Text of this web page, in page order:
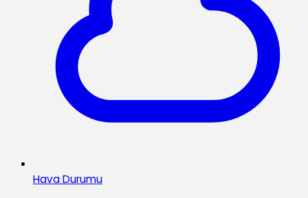
Hava Durumu